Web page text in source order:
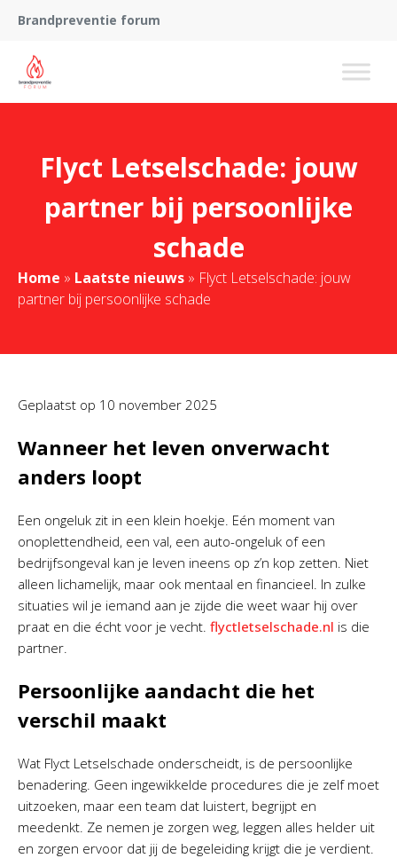
Brandpreventie forum
Flyct Letselschade: jouw
partner bij persoonlijke
schade
Home » Laatste nieuws » Flyct Letselschade: jouw
partner bij persoonlijke schade
Geplaatst op 10 november 2025
Wanneer het leven onverwacht
anders loopt
Een ongeluk zit in een klein hoekje. Eén moment van
onoplettendheid, een val, een auto-ongeluk of een
bedrijfsongeval kan je leven ineens op z’n kop zetten. Niet
alleen lichamelijk, maar ook mentaal en financieel. In zulke
situaties wil je iemand aan je zijde die weet waar hij over
praat en die écht voor je vecht. flyctletselschade.nl is die
partner.
Persoonlijke aandacht die het
verschil maakt
Wat Flyct Letselschade onderscheidt, is de persoonlijke
benadering. Geen ingewikkelde procedures die je zelf moet
uitzoeken, maar een team dat luistert, begrijpt en
meedenkt. Ze nemen je zorgen weg, leggen alles helder uit
en zorgen ervoor dat jij de begeleiding krijgt die je verdient.